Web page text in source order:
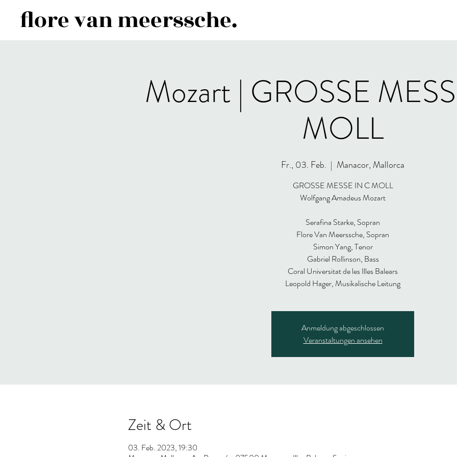
flore van meerssche.
Mozart | GROSSE
MOLL
Fr., 03. Feb.
  |
Manacor, Mallorca
GROSSE MESSE IN C MOLL
Wolfgang Amadeus Mozart
Serafina Starke, Sopran
Flore Van Meerssche, Sopran
Simon Yang, Tenor
Gabriel Rollinson, Bass
Coral Universitat de les Illes Balears
Leopold Hager, Musikalische Leitung
Anmeldung abgeschlossen
Veranstaltungen ansehen
Zeit & Ort
03. Feb. 2023, 19:30